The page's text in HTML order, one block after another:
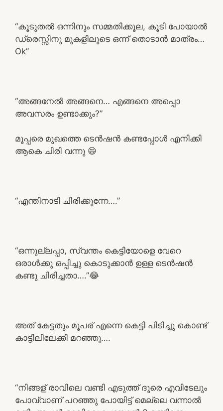
“കൂടുതൽ ഒന്നിനും സമ്മതിക്കൂല, കൂടി പോയാൽ
ഡ്രെസ്സിനു മുകളിലൂടെ ഒന്ന് തൊടാൻ മാത്രം…
Ok”
“അങ്ങനേൽ അങ്ങനെ… എങ്ങനെ അപ്പൊ
അവസരം ഉണ്ടാക്കും?”
മൂപ്പരെ മുഖത്തെ ടെൻഷൻ കണ്ടപ്പോൾ എനിക്കി
ആകെ ചിരി വന്നു 😄
“എന്തിനാടി ചിരിക്കൂന്നേ….”
“ഒന്നുല്ലപ്പാ, സ്വന്തം കെട്ടിയോളെ വേറെ
ഒരാൾക്കു ഒപ്പിച്ചു കൊടുക്കാൻ ഉള്ള ടെൻഷൻ
കണ്ടു ചിരിച്ചതാ….”😂
അത് കേട്ടതും മൂപര് എന്നെ കെട്ടി പിടിച്ചു കൊണ്ട്
കാട്ടിലിലേക്കി മറഞ്ഞു….
“നിങ്ങള് രാവിലെ വണ്ടി എടുത്ത് ദൂരെ എവിടേലും
പോവ്വാണ് പറഞ്ഞു പോയിട്ട് മെല്ലെ വന്നാൽ